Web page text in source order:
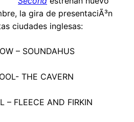
la gira de presentaciÃ³n
ciudades inglesas:
– SOUNDAHUS
THE CAVERN
– FLEECE AND FIRKIN